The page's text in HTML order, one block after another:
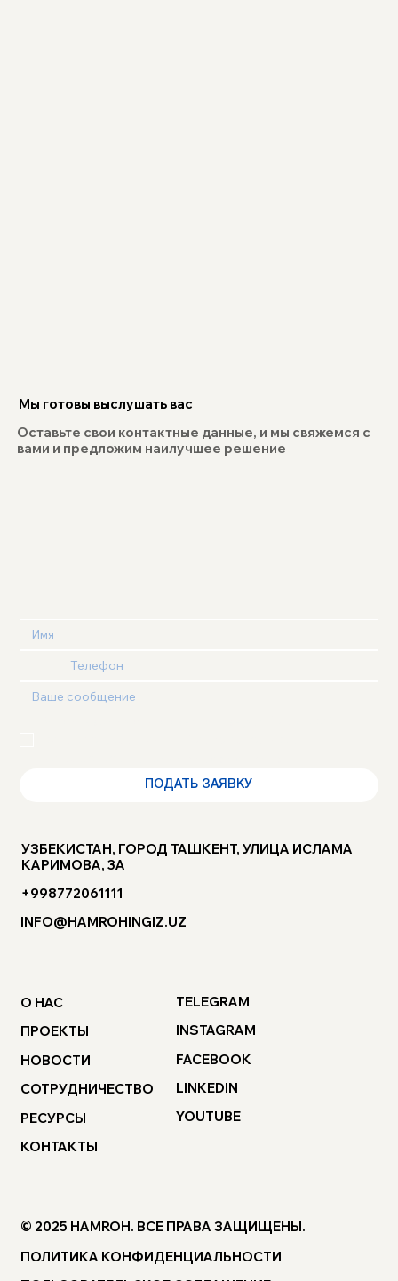
ПОДАТЬ ЗАЯВКУ
Мы готовы выслушать вас
Оставьте свои контактные данные, и мы свяжемся с
вами и предложим наилучшее решение
УЗБЕКИСТАН, ГОРОД ТАШКЕНТ, УЛИЦА ИСЛАМА
КАРИМОВА, 3А
+998772061111
INFO@HAMROHINGIZ.UZ
О НАС
ПРОЕКТЫ
НОВОСТИ
СОТРУДНИЧЕСТВО
РЕСУРСЫ
КОНТАКТЫ
TELEGRAM
INSTAGRAM
FACEBOOK
LINKEDIN
YOUTUBE
© 2025 HAMROH. ВСЕ ПРАВА ЗАЩИЩЕНЫ.
ПОЛИТИКА КОНФИДЕНЦИАЛЬНОСТИ